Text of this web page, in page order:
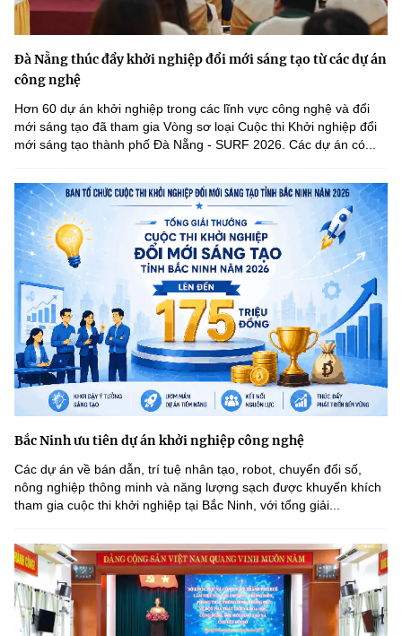
Đà Nẵng thúc đẩy khởi nghiệp đổi mới sáng tạo từ các dự án
công nghệ
Hơn 60 dự án khởi nghiệp trong các lĩnh vực công nghệ và đổi
mới sáng tạo đã tham gia Vòng sơ loại Cuộc thi Khởi nghiệp đổi
mới sáng tạo thành phố Đà Nẵng - SURF 2026. Các dự án có...
Bắc Ninh ưu tiên dự án khởi nghiệp công nghệ
Các dự án về bán dẫn, trí tuệ nhân tạo, robot, chuyển đổi số,
nông nghiệp thông minh và năng lượng sạch được khuyến khích
tham gia cuộc thi khởi nghiệp tại Bắc Ninh, với tổng giải...